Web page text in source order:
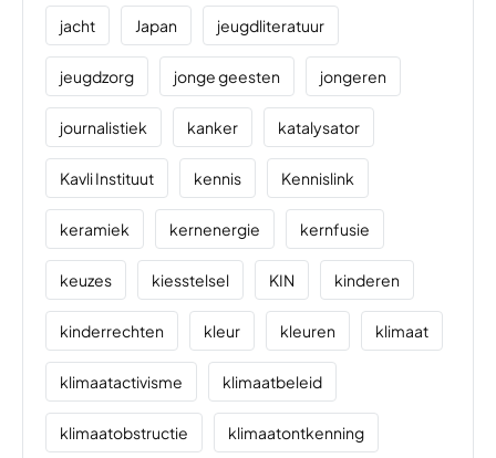
jacht Japan jeugdliteratuur
jeugdzorg jonge geesten jongeren
journalistiek kanker katalysator
Kavli Instituut kennis Kennislink
keramiek kernenergie kernfusie
keuzes kiesstelsel KIN kinderen
kinderrechten kleur kleuren klimaat
klimaatactivisme klimaatbeleid
klimaatobstructie klimaatontkenning